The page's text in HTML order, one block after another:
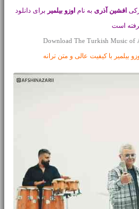
افشین آذری به نام اوزو بیلمیر برای دانلود
است
Download The Turkish Music of
بیلمیر با کیفیت عالی و متن ترانه